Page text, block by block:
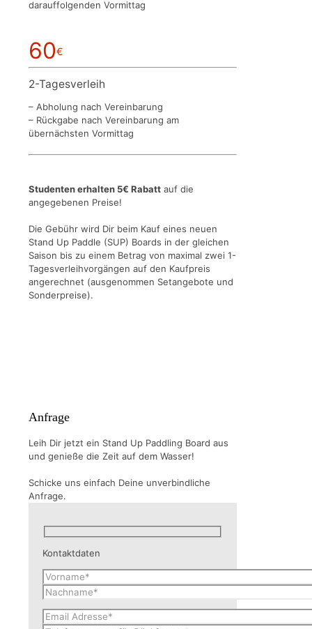
darauffolgenden Vormittag
60€
2-Tagesverleih
– Abholung nach Vereinbarung
– Rückgabe nach Vereinbarung am
übernächsten Vormittag
Studenten erhalten 5€ Rabatt auf die
angegebenen Preise!
Die Gebühr wird Dir beim Kauf eines neuen
Stand Up Paddle (SUP) Boards in der gleichen
Saison bis zu einem Betrag von maximal zwei 1-
Tagesverleihvorgängen auf den Kaufpreis
angerechnet (ausgenommen Setangebote und
Sonderpreise).
Anfrage
Leih Dir jetzt ein Stand Up Paddling Board aus
und genieße die Zeit auf dem Wasser!
Schicke uns einfach Deine unverbindliche
Anfrage.
Kontaktdaten